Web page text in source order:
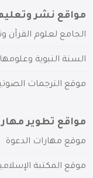
مواقع نشر وتعليم
الجامع لعلوم القرآن
السنة النبوية وعلومها
موقع الترجمات
مواقع تطوير
موقع مهارات الدعوة
موقع المكتبة